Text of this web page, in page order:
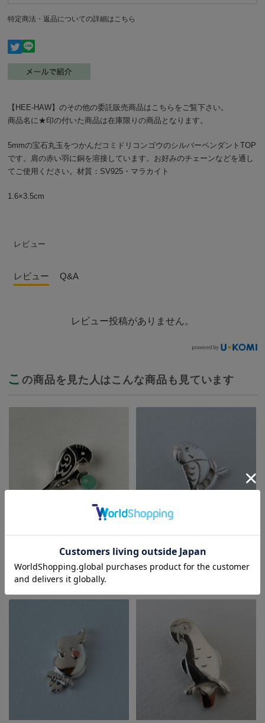
特定商法・返品についての詳細はこちら
【HEE-HAW】のその他の委託販売商品はこちらをご覧下さい。
商品名に★印の付いた商品は在庫限りの商品となります。
5mmの宝石丸玉をつかんだコミドリコンゴウのシルバーペンダントTOP
です。肩の赤い羽に銅を溶接しています。お好みのチェーンなどを通し
てご使用ください。材質：SV925・マラカイト
1.6×3.5cm
レビュー
レビュー Q&A
レビュー投稿がありません。
こ の商品を見た人はこんな商品も見ています
ントTOP/サザナミインコ・クリ
¥24,200
TOP/セキセイインコ
¥4,400(税込)